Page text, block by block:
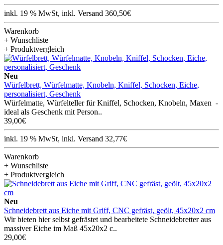
inkl. 19 % MwSt, inkl. Versand 360,50€
Warenkorb
+ Wunschliste
+ Produktvergleich
Neu
Würfelbrett, Würfelmatte, Knobeln, Kniffel, Schocken, Eiche,
personalisiert, Geschenk
Würfelmatte, Würfelteller für Kniffel, Schocken, Knobeln, Maxen -
ideal als Geschenk mit Person..
39,00€
inkl. 19 % MwSt, inkl. Versand 32,77€
Warenkorb
+ Wunschliste
+ Produktvergleich
Neu
Schneidebrett aus Eiche mit Griff, CNC gefräst, geölt, 45x20x2 cm
Wir bieten hier selbst gefrästet und bearbeitete Schneidebretter aus
massiver Eiche im Maß 45x20x2 c..
29,00€